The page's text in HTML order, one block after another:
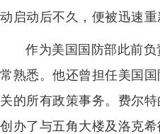
动启动后不久，便被迅速
作为美国国防部此前
常熟悉。他还曾担任美国
关的所有政策事务。费尔
创办了与五角大楼及洛克